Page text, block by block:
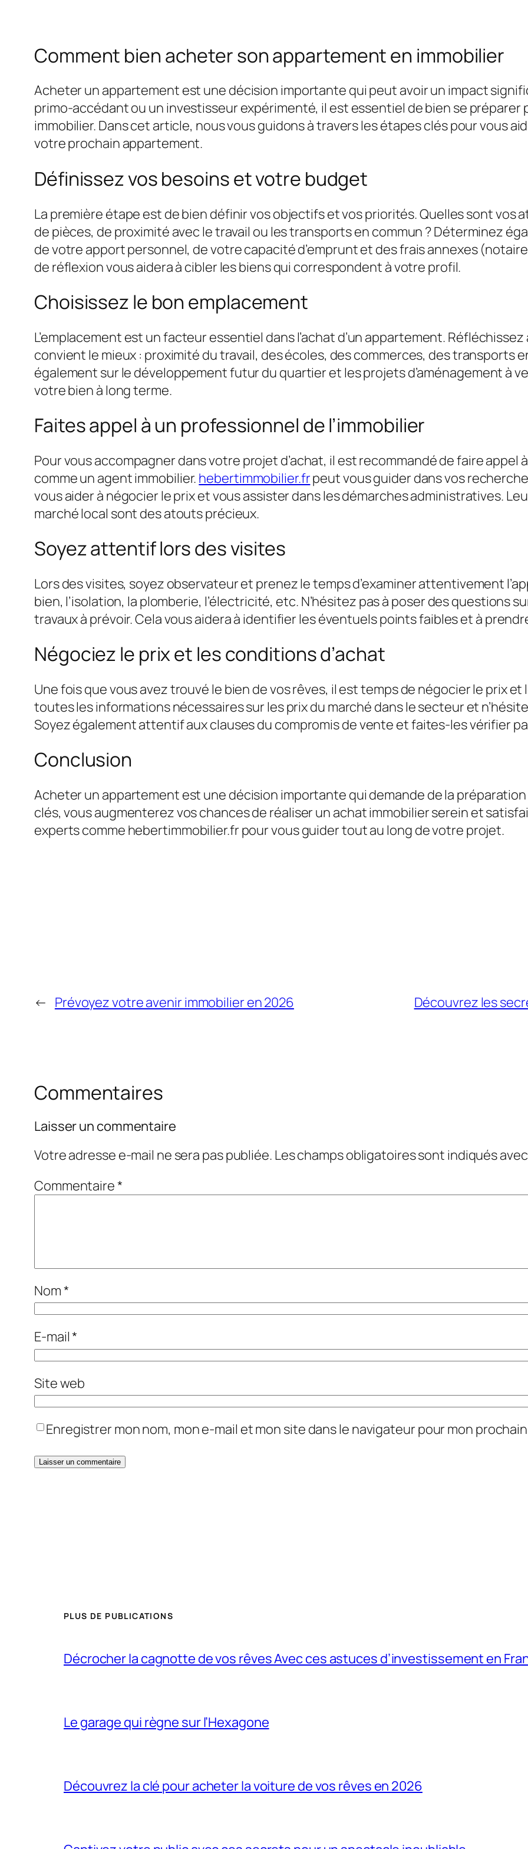
Comment bien acheter son appartement en immobilier
Acheter un appartement est une décision importante qui peut avoir un impact
primo-accédant ou un investisseur expérimenté, il est essentiel de bien se préparer
immobilier. Dans cet article, nous vous guidons à travers les étapes clés pour vous
votre prochain appartement.
Définissez vos besoins et votre budget
La première étape est de bien définir vos objectifs et vos priorités. Quelles sont vos
de pièces, de proximité avec le travail ou les transports en commun ? Déterminez
de votre apport personnel, de votre capacité d’emprunt et des frais annexes
de réflexion vous aidera à cibler les biens qui correspondent à votre profil.
Choisissez le bon emplacement
L’emplacement est un facteur essentiel dans l’achat d’un appartement.
convient le mieux : proximité du travail, des écoles, des commerces, des transports
également sur le développement futur du quartier et les projets d’aménagement à
votre bien à long terme.
Faites appel à un professionnel de l’immobilier
Pour vous accompagner dans votre projet d’achat, il est recommandé de faire appel
comme un agent immobilier. hebertimmobilier.frpeut vous guider dans vos
vous aider à négocier le prix et vous assister dans les démarches administratives.
marché local sont des atouts précieux.
Soyez attentif lors des visites
Lors des visites, soyez observateur et prenez le temps d’examiner attentivement
bien, l’isolation, la plomberie, l’électricité, etc. N’hésitez pas à poser des questions
travaux à prévoir. Cela vous aidera à identifier les éventuels points faibles et à
Négociez le prix et les conditions d’achat
Une fois que vous avez trouvé le bien de vos rêves, il est temps de négocier le prix
toutes les informations nécessaires sur les prix du marché dans le secteur et
Soyez également attentif aux clauses du compromis de vente et faites-les vérifier
Conclusion
Acheter un appartement est une décision importante qui demande de la
clés, vous augmenterez vos chances de réaliser un achat immobilier serein et
experts comme hebertimmobilier.fr pour vous guider tout au long de votre projet.
← Prévoyez votre avenir immobilier en 2026 Découvrez les
Commentaires
Laisser un commentaire
Votre adresse e-mail ne sera pas publiée. Les champs obligatoires sont indiqués
Commentaire*
Nom*
E-mail*
Site web
Enregistrer mon nom, mon e-mail et mon site dans le navigateur pour mon
PLUS DE PUBLICATIONS
Décrocher la cagnotte de vos rêves Avec ces astuces d’investissement en
Le garage qui règne sur l’Hexagone
Découvrez la clé pour acheter la voiture de vos rêves en 2026